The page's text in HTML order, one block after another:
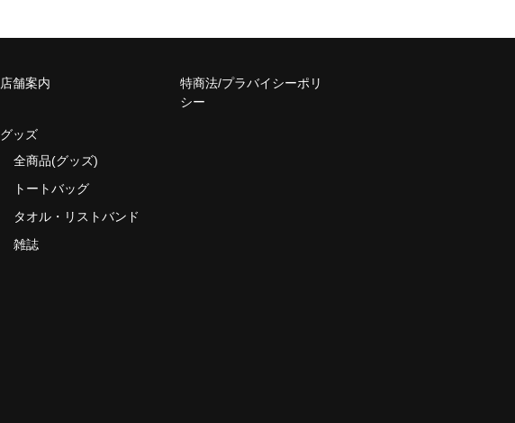
店舗案内
特商法/プラバイシーポリ
シー
グッズ
全商品(グッズ)
トートバッグ
タオル・リストバンド
雑誌